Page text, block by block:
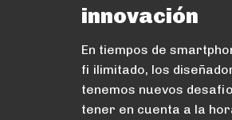
innovación
En tiempos de
fi ilimitado, los
tenemos nuevos
tener en cuenta a la